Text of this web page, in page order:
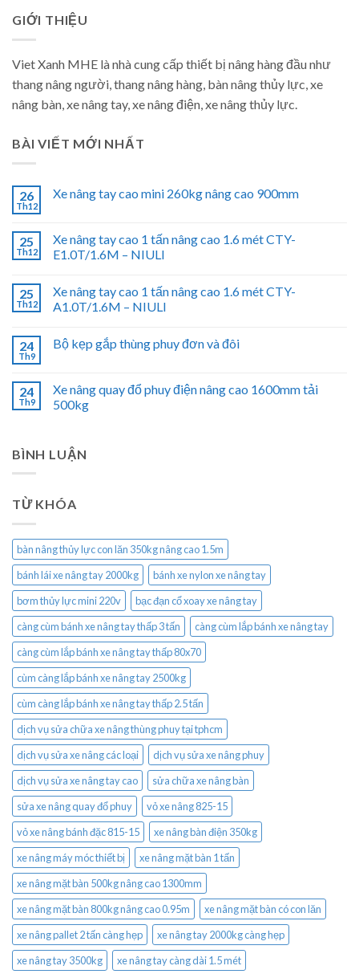
GIỚI THIỆU
Viet Xanh MHE là nhà cung cấp thiết bị nâng hàng đầu như
thang nâng người, thang nâng hàng, bàn nâng thủy lực, xe
nâng bàn, xe nâng tay, xe nâng điện, xe nâng thủy lực.
BÀI VIẾT MỚI NHẤT
26
Th12
Xe nâng tay cao mini 260kg nâng cao 900mm
25
Th12
Xe nâng tay cao 1 tấn nâng cao 1.6 mét CTY-
E1.0T/1.6M – NIULI
25
Th12
Xe nâng tay cao 1 tấn nâng cao 1.6 mét CTY-
A1.0T/1.6M – NIULI
24
Th9
Bộ kẹp gắp thùng phuy đơn và đôi
24
Th9
Xe nâng quay đổ phuy điện nâng cao 1600mm tải
500kg
BÌNH LUẬN
TỪ KHÓA
bàn nâng thủy lực con lăn 350kg nâng cao 1.5m
bánh lái xe nâng tay 2000kg
bánh xe nylon xe nâng tay
bơm thủy lực mini 220v
bạc đạn cổ xoay xe nâng tay
càng cùm bánh xe nâng tay thấp 3 tấn
càng cùm lắp bánh xe nâng tay
càng cùm lắp bánh xe nâng tay thấp 80x70
cùm càng lắp bánh xe nâng tay 2500kg
cùm càng lắp bánh xe nâng tay thấp 2.5 tấn
dịch vụ sửa chữa xe nâng thùng phuy tại tphcm
dịch vụ sửa xe nâng các loại
dịch vụ sửa xe nâng phuy
dịch vụ sửa xe nâng tay cao
sửa chữa xe nâng bàn
sửa xe nâng quay đổ phuy
vỏ xe nâng 825-15
vỏ xe nâng bánh đặc 815-15
xe nâng bàn điện 350kg
xe nâng máy móc thiết bị
xe nâng mặt bàn 1 tấn
xe nâng mặt bàn 500kg nâng cao 1300mm
xe nâng mặt bàn 800kg nâng cao 0.95m
xe nâng mặt bàn có con lăn
xe nâng pallet 2 tấn càng hẹp
xe nâng tay 2000kg càng hẹp
xe nâng tay 3500kg
xe nâng tay càng dài 1.5 mét